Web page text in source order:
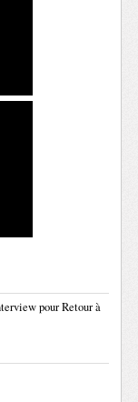
pour Retour à